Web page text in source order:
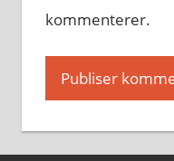
kommenterer.